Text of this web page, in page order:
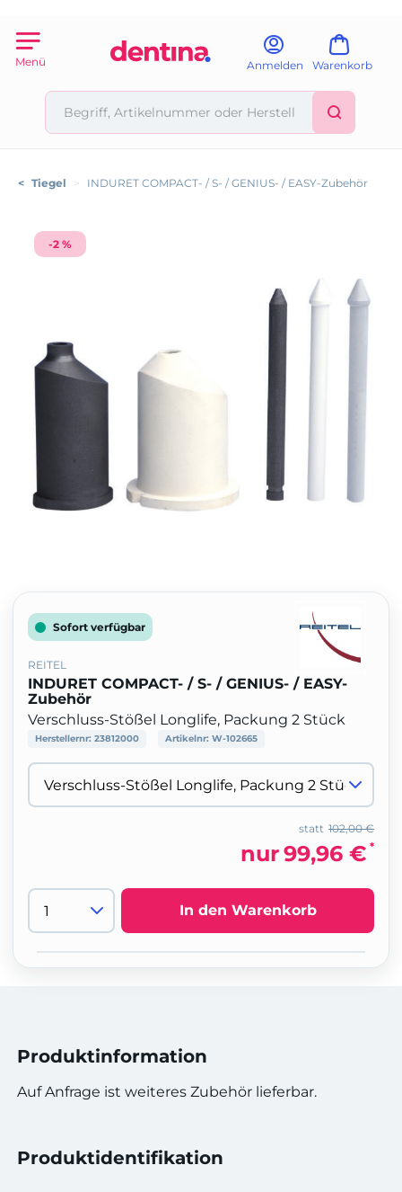
Menü Anmelden Warenkorb
< Tiegel > INDURET COMPACT- / S- / GENIUS- / EASY-Zubehör
-2 %
Sofort verfügbar
REITEL
INDURET COMPACT- / S- / GENIUS- / EASY-
Zubehör
Verschluss-Stößel Longlife, Packung 2 Stück
Herstellernr: 23812000 Artikelnr: W-102665
102,00 €
statt
nur99,96 € *
In den Warenkorb
Produktinformation
Auf Anfrage ist weiteres Zubehör lieferbar.
Produktidentifikation